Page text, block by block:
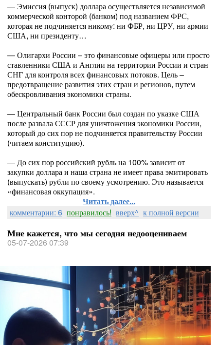
— Эмиссия (выпуск) доллара осуществляется независимой
коммерческой конторой (банком) под названием ФРС,
которая не подчиняется никому: ни ФБР, ни ЦРУ, ни армии
США, ни президенту…
— Олигархи России – это финансовые офицеры или просто
ставленники США и Англии на территории России и стран
СНГ для контроля всех финансовых потоков. Цель –
предотвращение развития этих стран и регионов, путем
обескровливания экономики страны.
— Центральный банк России был создан по указке США
после развала СССР для уничтожения экономики России,
который до сих пор не подчиняется правительству России
(читаем конституцию).
— До сих пор российский рубль на 100% зависит от
закупки доллара и наша страна не имеет права эмитировать
(выпускать) рубли по своему усмотрению. Это называется
«финансовая оккупация».
Читать далее...
комментарии: 6 понравилось! вверх^ к полной версии
Мне кажется, что мы сегодня недооцениваем
05-07-2026 07:39